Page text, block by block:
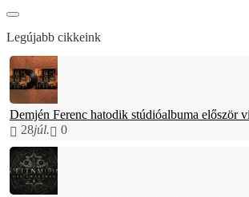
Legújabb cikkeink
Demjén Ferenc hatodik stúdióalbuma először
28júl. 0